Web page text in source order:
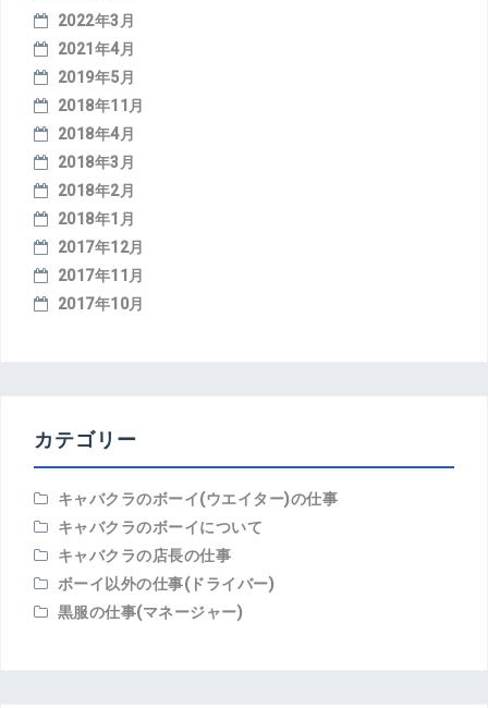
2022年3月
2021年4月
2019年5月
2018年11月
2018年4月
2018年3月
2018年2月
2018年1月
2017年12月
2017年11月
2017年10月
カテゴリー
キャバクラのボーイ(ウエイター)の仕事
キャバクラのボーイについて
キャバクラの店長の仕事
ボーイ以外の仕事(ドライバー)
黒服の仕事(マネージャー)